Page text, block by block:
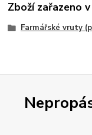
Zboží zařazeno
Farmářské vruty